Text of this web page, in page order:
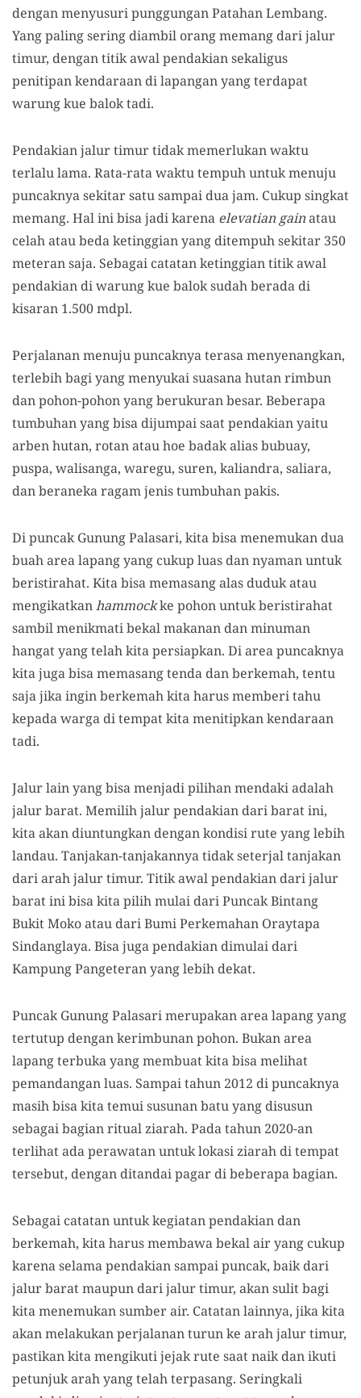
dengan menyusuri punggungan Patahan Lembang.
Yang paling sering diambil orang memang dari jalur
timur, dengan titik awal pendakian sekaligus
penitipan kendaraan di lapangan yang terdapat
warung kue balok tadi.
Pendakian jalur timur tidak memerlukan waktu
terlalu lama. Rata-rata waktu tempuh untuk menuju
puncaknya sekitar satu sampai dua jam. Cukup singkat
memang. Hal ini bisa jadi karena elevatian gainatau
celah atau beda ketinggian yang ditempuh sekitar 350
meteran saja. Sebagai catatan ketinggian titik awal
pendakian di warung kue balok sudah berada di
kisaran 1.500 mdpl.
Perjalanan menuju puncaknya terasa menyenangkan,
terlebih bagi yang menyukai suasana hutan rimbun
dan pohon-pohon yang berukuran besar. Beberapa
tumbuhan yang bisa dijumpai saat pendakian yaitu
arben hutan, rotan atau hoe badak alias bubuay,
puspa, walisanga, waregu, suren, kaliandra, saliara,
dan beraneka ragam jenis tumbuhan pakis.
Di puncak Gunung Palasari, kita bisa menemukan dua
buah area lapang yang cukup luas dan nyaman untuk
beristirahat. Kita bisa memasang alas duduk atau
mengikatkanhammockke pohon untuk beristirahat
sambil menikmati bekal makanan dan minuman
hangat yang telah kita persiapkan. Di area puncaknya
kita juga bisa memasang tenda dan berkemah, tentu
saja jika ingin berkemah kita harus memberi tahu
kepada warga di tempat kita menitipkan kendaraan
tadi.
Jalur lain yang bisa menjadi pilihan mendaki adalah
jalur barat. Memilih jalur pendakian dari barat ini,
kita akan diuntungkan dengan kondisi rute yang lebih
landau. Tanjakan-tanjakannya tidak seterjal tanjakan
dari arah jalur timur. Titik awal pendakian dari jalur
barat ini bisa kita pilih mulai dari Puncak Bintang
Bukit Moko atau dari Bumi Perkemahan Oraytapa
Sindanglaya. Bisa juga pendakian dimulai dari
Kampung Pangeteran yang lebih dekat.
Puncak Gunung Palasari merupakan area lapang yang
tertutup dengan kerimbunan pohon. Bukan area
lapang terbuka yang membuat kita bisa melihat
pemandangan luas. Sampai tahun 2012 di puncaknya
masih bisa kita temui susunan batu yang disusun
sebagai bagian ritual ziarah. Pada tahun 2020-an
terlihat ada perawatan untuk lokasi ziarah di tempat
tersebut, dengan ditandai pagar di beberapa bagian.
Sebagai catatan untuk kegiatan pendakian dan
berkemah, kita harus membawa bekal air yang cukup
karena selama pendakian sampai puncak, baik dari
jalur barat maupun dari jalur timur, akan sulit bagi
kita menemukan sumber air. Catatan lainnya, jika kita
akan melakukan perjalanan turun ke arah jalur timur,
pastikan kita mengikuti jejak rute saat naik dan ikuti
petunjuk arah yang telah terpasang. Seringkali